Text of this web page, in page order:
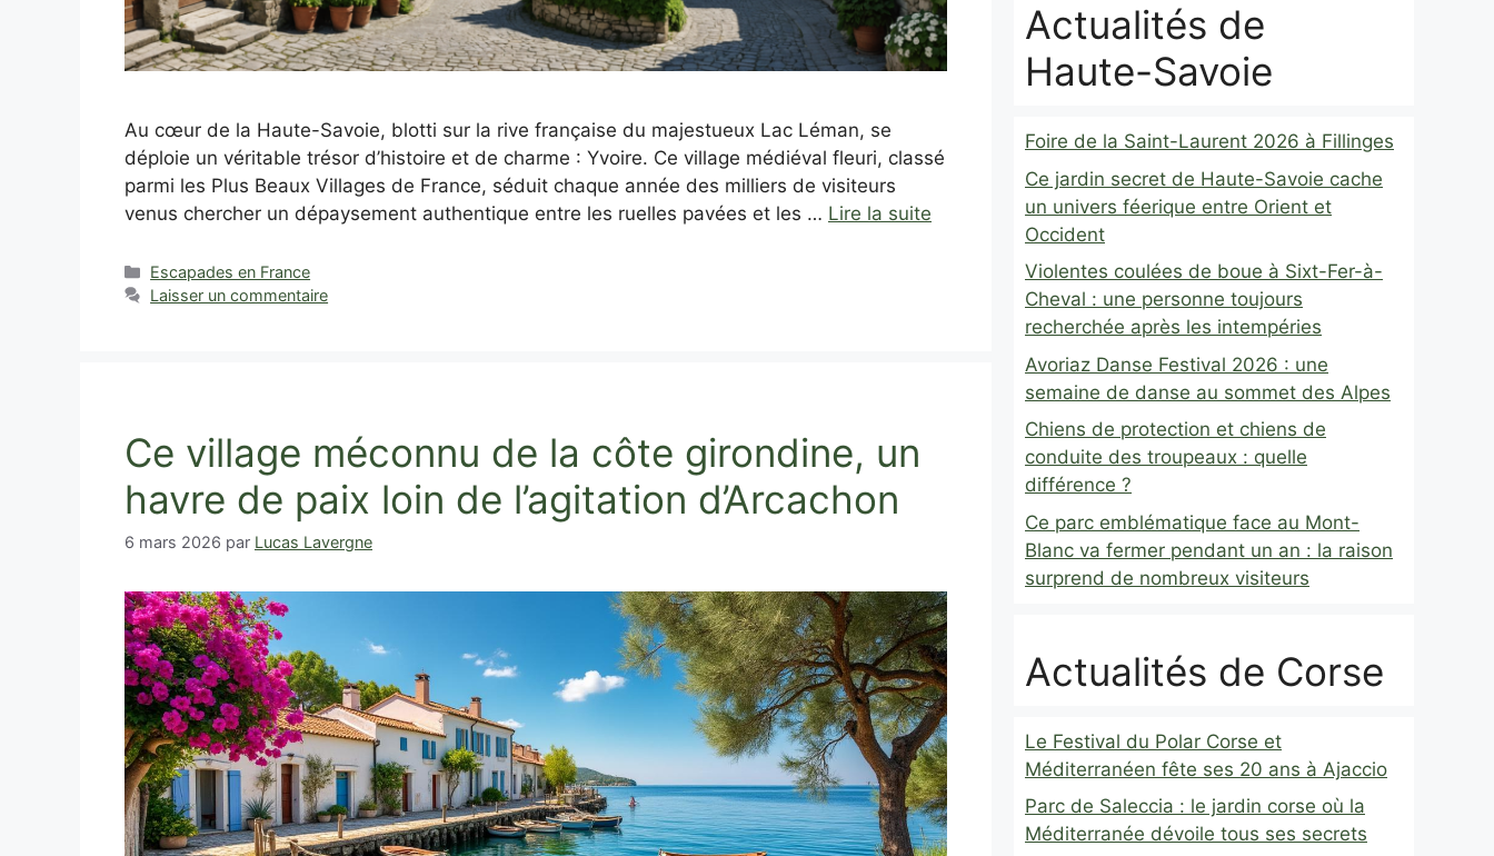
Au cœur de la Haute-Savoie, blotti sur la rive française du majestueux Lac Léman, se
déploie un véritable trésor d’histoire et de charme : Yvoire. Ce village médiéval fleuri, classé
parmi les Plus Beaux Villages de France, séduit chaque année des milliers de visiteurs
venus chercher un dépaysement authentique entre les ruelles pavées et les … Lire la suite
Catégories
Escapades en France
Laisser un commentaire
Ce village méconnu de la côte girondine, un
havre de paix loin de l’agitation d’Arcachon
6 mars 2026 par Lucas Lavergne
Actualités de
Haute-Savoie
Foire de la Saint-Laurent 2026 à Fillinges
Ce jardin secret de Haute-Savoie cache
un univers féerique entre Orient et
Occident
Violentes coulées de boue à Sixt-Fer-à-
Cheval : une personne toujours
recherchée après les intempéries
Avoriaz Danse Festival 2026 : une
semaine de danse au sommet des Alpes
Chiens de protection et chiens de
conduite des troupeaux : quelle
différence ?
Ce parc emblématique face au Mont-
Blanc va fermer pendant un an : la raison
surprend de nombreux visiteurs
Actualités de Corse
Le Festival du Polar Corse et
Méditerranéen fête ses 20 ans à Ajaccio
Parc de Saleccia : le jardin corse où la
Méditerranée dévoile tous ses secrets